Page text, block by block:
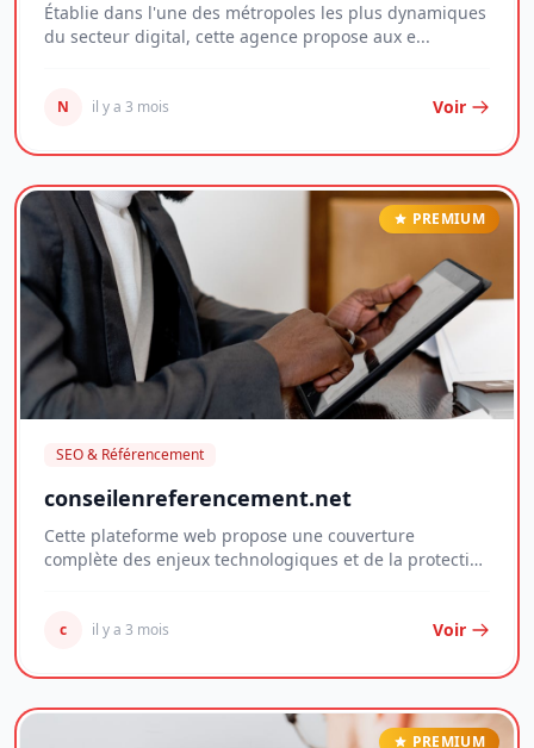
Établie dans l'une des métropoles les plus dynamiques
du secteur digital, cette agence propose aux e...
N il y a 3 mois Voir
PREMIUM
SEO & Référencement
conseilenreferencement.net
Cette plateforme web propose une couverture
complète des enjeux technologiques et de la protection
c il y a 3 mois Voir
PREMIUM